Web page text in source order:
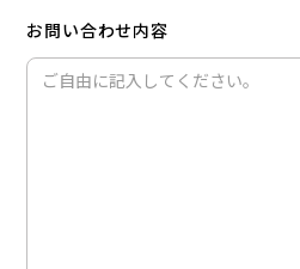
お問い合わせ内容